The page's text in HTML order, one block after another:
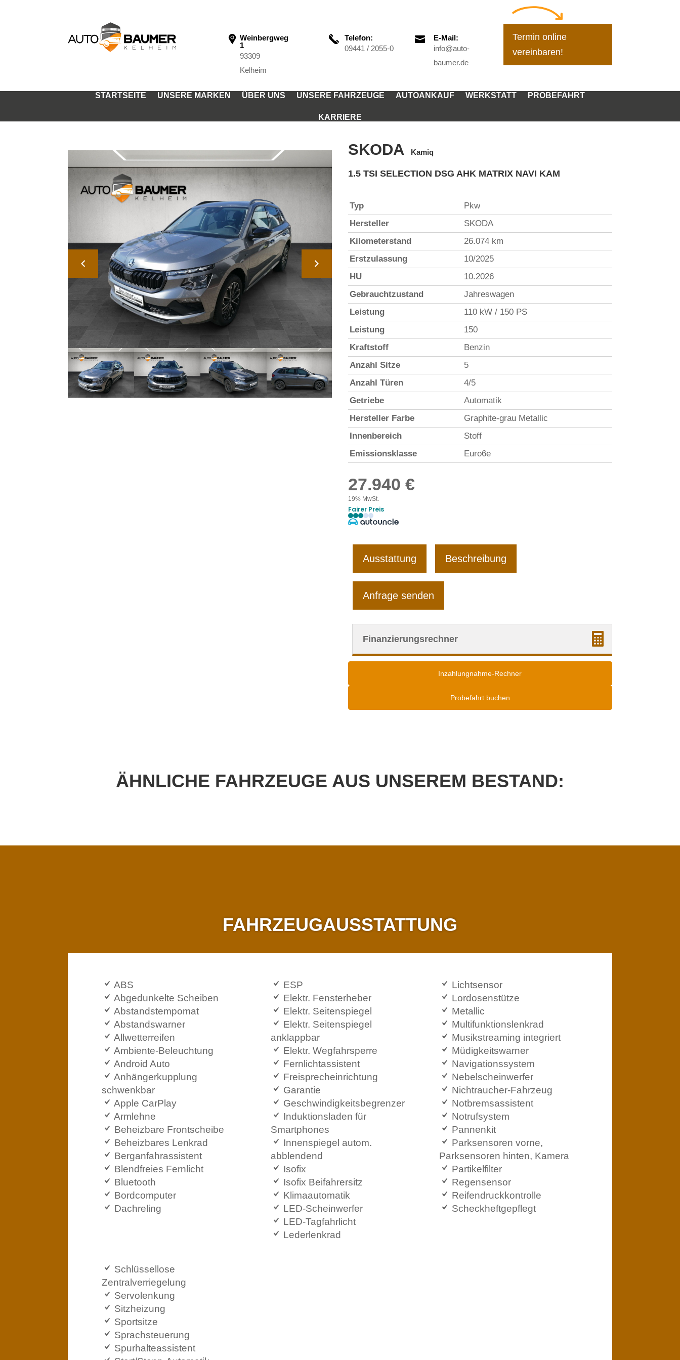
Weinbergweg
1
93309
Kelheim
Telefon:
09441 / 2055-0

E-Mail:
info@auto-
baumer.de
Termin online
vereinbaren!
STARTSEITE UNSERE MARKEN ÜBER UNS UNSERE FAHRZEUGE AUTOANKAUF WERKSTATT PROBEFAHRT
KARRIERE
SKODA Kamiq
1.5 TSI SELECTION DSG AHK MATRIX NAVI KAM
Typ
Pkw
Hersteller
SKODA
Kilometerstand
26.074 km
Erstzulassung
10/2025
HU
10.2026
Gebrauchtzustand
Jahreswagen
Leistung
110 kW / 150 PS
Leistung
150
Kraftstoff
Benzin
Anzahl Sitze
5
Anzahl Türen
4/5
Getriebe
Automatik
Hersteller Farbe
Graphite-grau Metallic
Innenbereich
Stoff
Emissionsklasse
Euro6e
27.940 €
19% MwSt.
Fairer Preis
Ausstattung Beschreibung
Anfrage senden
Finanzierungsrechner
Inzahlungnahme-Rechner
Probefahrt buchen
ÄHNLICHE FAHRZEUGE AUS UNSEREM BESTAND:
FAHRZEUG­AUSSTATTUNG
ABS
Abgedunkelte Scheiben
Abstandstempomat
Abstandswarner
Allwetterreifen
Ambiente-Beleuchtung
Android Auto
Anhängerkupplung
schwenkbar
Apple CarPlay
Armlehne
Beheizbare Frontscheibe
Beheizbares Lenkrad
Berganfahrassistent
Blendfreies Fernlicht
Bluetooth
Bordcomputer
Dachreling
ESP
Elektr. Fensterheber
Elektr. Seitenspiegel
Elektr. Seitenspiegel
anklappbar
Elektr. Wegfahrsperre
Fernlichtassistent
Freisprecheinrichtung
Garantie
Geschwindigkeitsbegrenzer
Induktionsladen für
Smartphones
Innenspiegel autom.
abblendend
Isofix
Isofix Beifahrersitz
Klimaautomatik
LED-Scheinwerfer
LED-Tagfahrlicht
Lederlenkrad
Lichtsensor
Lordosenstütze
Metallic
Multifunktionslenkrad
Musikstreaming integriert
Müdigkeitswarner
Navigationssystem
Nebelscheinwerfer
Nichtraucher-Fahrzeug
Notbremsassistent
Notrufsystem
Pannenkit
Parksensoren vorne,
Parksensoren hinten, Kamera
Partikelfilter
Regensensor
Reifendruckkontrolle
Scheckheftgepflegt
Schlüssellose
Zentralverriegelung
Servolenkung
Sitzheizung
Sportsitze
Sprachsteuerung
Spurhalteassistent